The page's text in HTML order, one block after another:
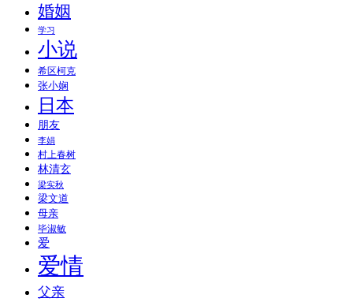
婚姻
学习
小说
希区柯克
张小娴
日本
朋友
李娟
村上春树
林清玄
梁实秋
梁文道
母亲
毕淑敏
爱
爱情
父亲